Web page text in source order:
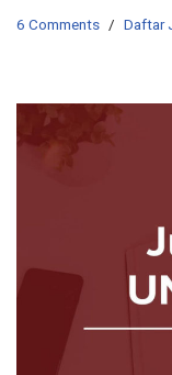
6 Comments Daftar